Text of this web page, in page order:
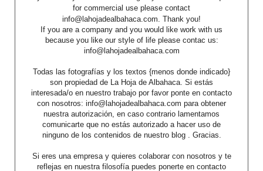
for commercial use please contact
info@lahojadealbahaca.com. Thank you!
If you are a company and you would like work with us
because you like our style of life please contac us:
info@lahojadealbahaca.com
Todas las fotografías y los textos {menos donde indicado}
son propiedad de La Hoja de Albahaca. Si estás
interesada/o en nuestro trabajo por favor ponte en contacto
con nosotros: info@lahojadealbahaca.com para obtener
nuestra autorización, en caso contrario lamentamos
comunicarte que no estás autorizado a hacer uso de
ninguno de los contenidos de nuestro blog . Gracias.
Si eres una empresa y quieres colaborar con nosotros y te
reflejas en nuestra filosofía puedes ponerte en contacto